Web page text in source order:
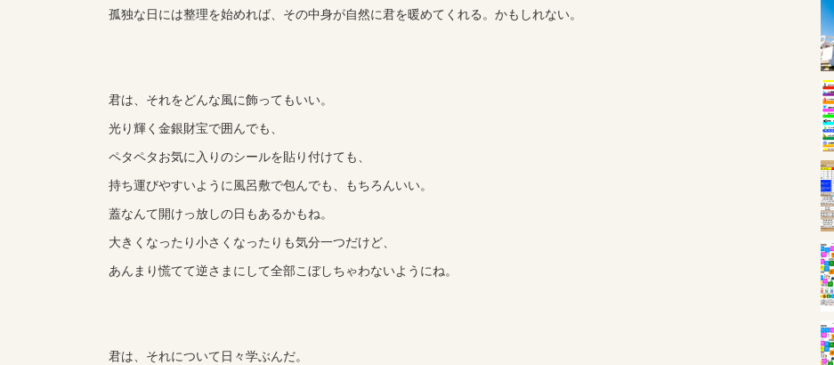
孤独な日には整理を始めれば、その中身が自然に君を暖めてくれる。かもしれない。
君は、それをどんな風に飾ってもいい。
光り輝く金銀財宝で囲んでも、
ペタペタお気に入りのシールを貼り付けても、
持ち運びやすいように風呂敷で包んでも、もちろんいい。
蓋なんて開けっ放しの日もあるかもね。
大きくなったり小さくなったりも気分一つだけど、
あんまり慌てて逆さまにして全部こぼしちゃわないようにね。
君は、それについて日々学ぶんだ。